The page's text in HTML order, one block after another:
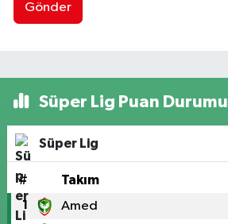
Gönder
Süper Lig Puan Durumu
Süper Lig
# Takım
1 Amed